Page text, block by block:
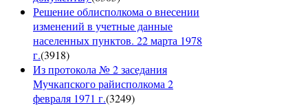
Решение облисполкома о внесении
изменений в учетные данные
населенных пунктов. 22 марта 1978
г.(3918)
Из протокола № 2 заседания
Мучкапского райисполкома 2
февраля 1971 г.(3249)